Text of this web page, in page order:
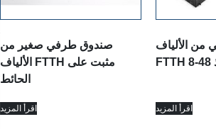
صندوق طرفي صغير من
الألياف FTTH مثبت على
اقرأ المزيد
الألياف
اقرأ المزيد